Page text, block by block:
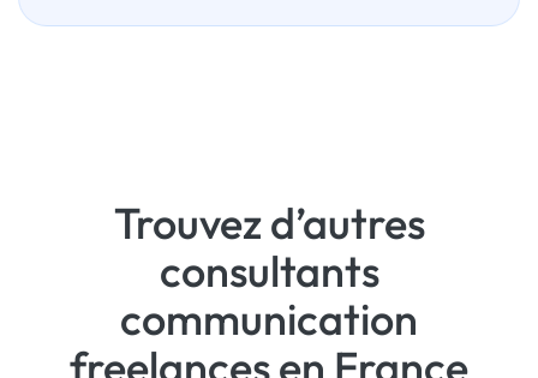
Trouvez d’autres
consultants
communication
freelances en France